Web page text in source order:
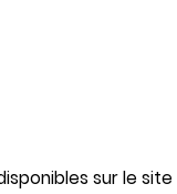
sur le site